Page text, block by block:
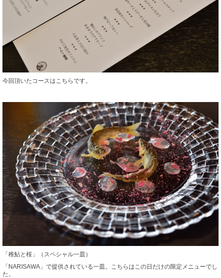
今回頂いたコースはこちらです。
「稚鮎と桜」（スペシャル一皿）
「NARISAWA」で提供されている一皿。こちらはこの日だけの限定メニューでし
た。